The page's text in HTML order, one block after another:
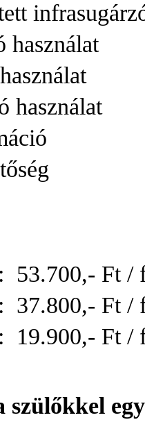
használat
használat
53.700,- Ft /
37.800,- Ft /
19.900,- Ft /